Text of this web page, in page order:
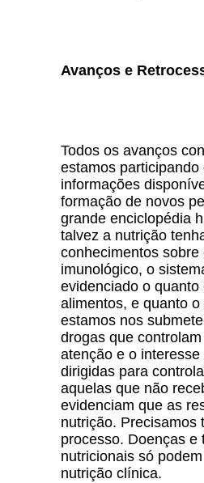
Avanços e
Todos os avanços
estamos
informações
formação de novos
grande enciclopédia
talvez a nutrição
conhecimentos
imunológico, o
evidenciado o
alimentos, e quanto
estamos nos
drogas que
atenção e o
dirigidas para
aquelas que não
evidenciam que as
nutrição. Precisamos
processo. Doenças
nutricionais só
nutrição clínica.